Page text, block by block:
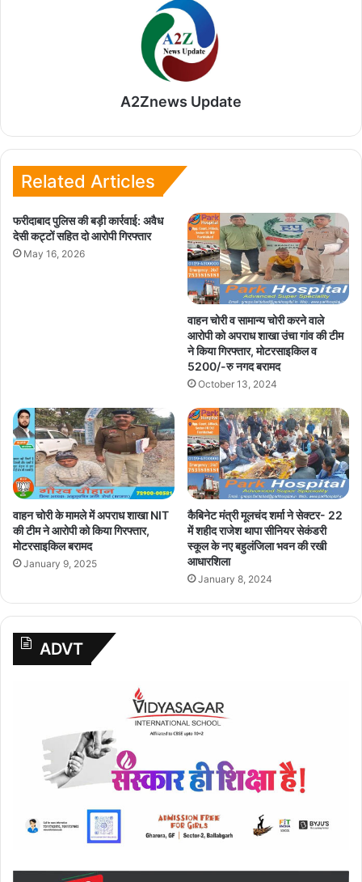
A2Znews Update
Related Articles
फरीदाबाद पुलिस की बड़ी कार्रवाई: अवैध
देसी कट्टों सहित दो आरोपी गिरफ्तार
May 16, 2026
वाहन चोरी व सामान्य चोरी करने वाले
आरोपी को अपराध शाखा उंचा गांव की टीम
ने किया गिरफ्तार, मोटरसाइकिल व
5200/-रु नगद बरामद
October 13, 2024
वाहन चोरी के मामले में अपराध शाखा NIT
की टीम ने आरोपी को किया गिरफ्तार,
मोटरसाइकिल बरामद
January 9, 2025
कैबिनेट मंत्री मूलचंद शर्मा ने सेक्टर- 22
में शहीद राजेश थापा सीनियर सेकंडरी
स्कूल के नए बहुलंजिला भवन की रखी
आधारशिला
January 8, 2024
ADVT